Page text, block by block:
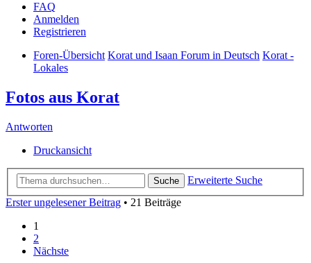
FAQ
Anmelden
Registrieren
Foren-Übersicht Korat und Isaan Forum in Deutsch Korat -
Lokales
Fotos aus Korat
Antworten
Druckansicht
Suche
Erweiterte Suche
Erster ungelesener Beitrag • 21 Beiträge
1
2
Nächste